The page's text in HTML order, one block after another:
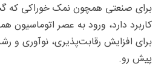
برای صنعتی همچون نمک خوراکی که
کاربرد دارد، ورود به عصر اتوماسیون
برای افزایش رقابت‌پذیری، نوآوری و
پیش رو.